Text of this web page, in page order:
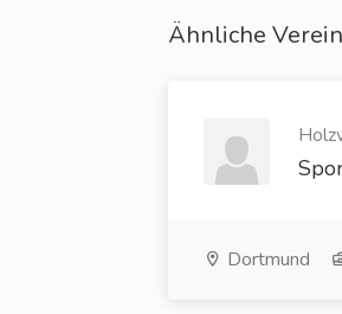
Ähnliche
Dortmund